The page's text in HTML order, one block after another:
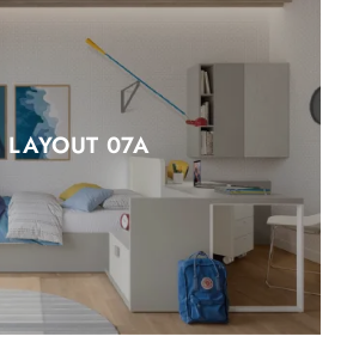
LAYOUT 07A